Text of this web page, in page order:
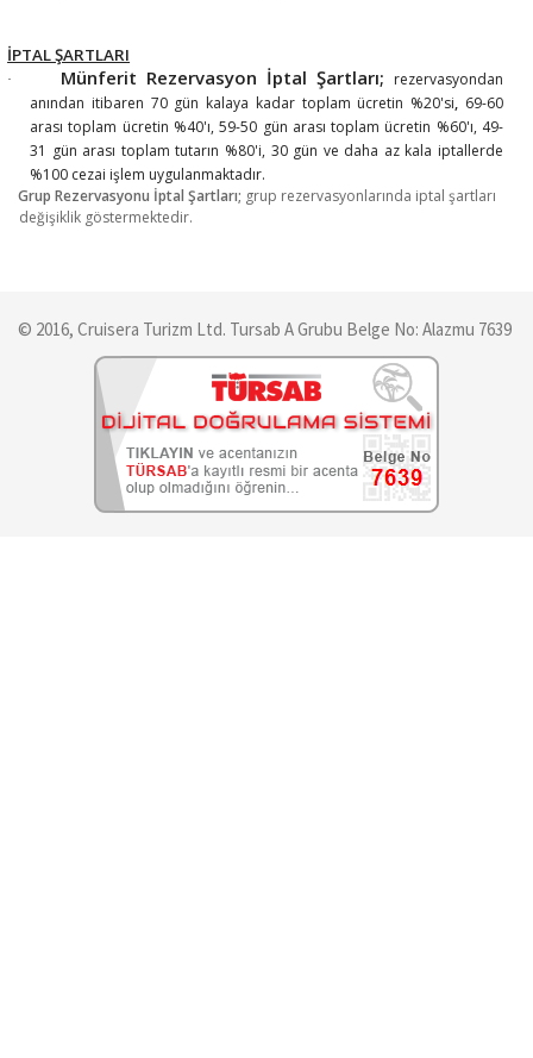
İPTAL ŞARTLARI
· Münferit Rezervasyon İptal Şartları; rezervasyondan
anından itibaren 70 gün kalaya kadar toplam ücretin %20'si, 69-60
arası toplam ücretin %40'ı, 59-50 gün arası toplam ücretin %60'ı, 49-
31 gün arası toplam tutarın %80'i, 30 gün ve daha az kala iptallerde
%100 cezai işlem uygulanmaktadır.
Grup Rezervasyonu İptal Şartları; grup rezervasyonlarında iptal şartları
değişiklik göstermektedir.
© 2016, Cruisera Turizm Ltd. Tursab A Grubu Belge No: Alazmu 7639